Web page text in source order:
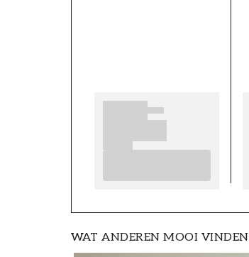
Woonkamer
WAT ANDEREN MOOI VINDEN